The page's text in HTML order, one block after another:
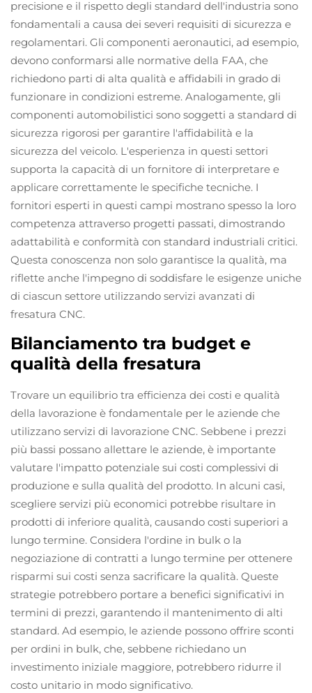
precisione e il rispetto degli standard dell'industria sono
fondamentali a causa dei severi requisiti di sicurezza e
regolamentari. Gli componenti aeronautici, ad esempio,
devono conformarsi alle normative della FAA, che
richiedono parti di alta qualità e affidabili in grado di
funzionare in condizioni estreme. Analogamente, gli
componenti automobilistici sono soggetti a standard di
sicurezza rigorosi per garantire l'affidabilità e la
sicurezza del veicolo. L'esperienza in questi settori
supporta la capacità di un fornitore di interpretare e
applicare correttamente le specifiche tecniche. I
fornitori esperti in questi campi mostrano spesso la loro
competenza attraverso progetti passati, dimostrando
adattabilità e conformità con standard industriali critici.
Questa conoscenza non solo garantisce la qualità, ma
riflette anche l'impegno di soddisfare le esigenze uniche
di ciascun settore utilizzando servizi avanzati di
fresatura CNC.
Bilanciamento tra budget e
qualità della fresatura
Trovare un equilibrio tra efficienza dei costi e qualità
della lavorazione è fondamentale per le aziende che
utilizzano servizi di lavorazione CNC. Sebbene i prezzi
più bassi possano allettare le aziende, è importante
valutare l'impatto potenziale sui costi complessivi di
produzione e sulla qualità del prodotto. In alcuni casi,
scegliere servizi più economici potrebbe risultare in
prodotti di inferiore qualità, causando costi superiori a
lungo termine. Considera l'ordine in bulk o la
negoziazione di contratti a lungo termine per ottenere
risparmi sui costi senza sacrificare la qualità. Queste
strategie potrebbero portare a benefici significativi in
termini di prezzi, garantendo il mantenimento di alti
standard. Ad esempio, le aziende possono offrire sconti
per ordini in bulk, che, sebbene richiedano un
investimento iniziale maggiore, potrebbero ridurre il
costo unitario in modo significativo.